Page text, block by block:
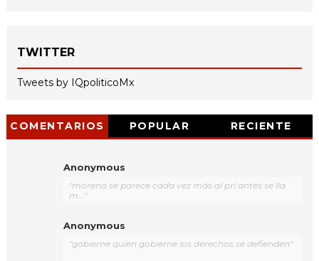
TWITTER
Tweets by IQpoliticoMx
COMENTARIOS POPULAR RECIENTE
Anonymous
"morena se parece cada vez más al pri antes se lla
m..."
Anonymous
"gobierne quien gobierne los derechos se defienden"